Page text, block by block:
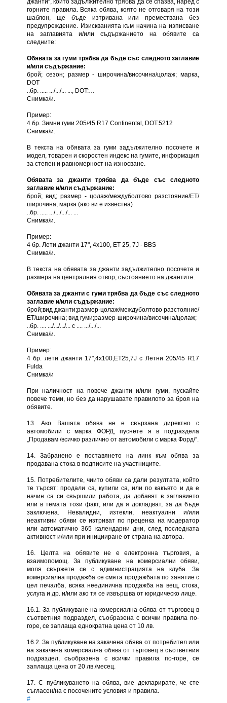
джанти“, който задължително трябва да се спазва, наред с
горните правила. Всяка обява, която не отговаря на този
шаблон, ще бъде изтривана или премествана без
предупреждение. Изискванията към начина на изписване
на заглавията и/или съдържанието на обявите са
следните:
Обявата за гуми трябва да бъде със следното заглавие
и/или съдържание:
брой; сезон; размер - широчина/височина/цолаж; марка,
DOT
..бр. ..... .../.../... ..., DOT:…
Снимка/и.
Пример:
4 бр. Зимни гуми 205/45 R17 Continental, DOT:5212
Снимка/и.
В текста на обявата за гуми задължително посочете и
модел, товарен и скоростен индекс на гумите, информация
за степен и равномерност на износване.
Обявата за джанти трябва да бъде със следното
заглавие и/или съдържание:
брой; вид; размер - цолаж/междуболтово разстояние/ЕТ/
широчина; марка (ако ви е известна)
..бр. ..... .../.../.../... ...
Снимка/и.
Пример:
4 бр. Лети джанти 17", 4х100, ЕТ 25, 7J - BBS
Снимка/и.
В текста на обявата за джанти задължително посочете и
размера на централния отвор, състоянието на джантите.
Обявата за джанти с гуми трябва да бъде със следното
заглавие и/или съдържание:
брой;вид джанти;размер-цолаж/междуболтово разстояние/
ЕТ/широчина; вид гуми;размер-широчина/височина/цолаж;
..бр. .... .../.../.../... с .... .../.../...
Снимка/и.
Пример:
4 бр. лети джанти 17",4х100,ЕТ25,7J с Летни 205/45 R17
Fulda
Снимка/и
При наличност на повече джанти и/или гуми, пускайте
повече теми, но без да нарушавате правилото за броя на
обявите.
13. Ако Вашата обява не е свързана директно с
автомобили с марка ФОРД, пуснете я в подраздела
„Продавам /всичко различно от автомобили с марка Форд/“.
14. Забранено е поставянето на линк към обява за
продавана стока в подписите на участниците.
15. Потребителите, чиито обяви са дали резултата, който
те търсят: продали са, купили са, или по какъвто и да е
начин са си свършили работа, да добавят в заглавието
или в темата този факт, или да я докладват, за да бъде
заключена. Невалидни, изтекли, неактуални и/или
неактивни обяви се изтриват по преценка на модератор
или автоматично 365 календарни дни, след последната
активност и/или при иницииране от страна на автора.
16. Целта на обявите не е електронна търговия, а
взаимопомощ. За публикуване на комерсиални обяви,
моля свържете се с администрацията на клуба. За
комерсиална продажба се смята продажбата по занятие с
цел печалба, всяка неединична продажба на вещ, стока,
услуга и др. и/или ако тя се извършва от юридическо лице.
16.1. За публикуване на комерсиална обява от търговец в
съответния подраздел, съобразена с всички правила по-
горе, се заплаща еднократна цена от 10 лв.
16.2. За публикуване на закачена обява от потребител или
на закачена комерсиална обява от търговец в съответния
подраздел, съобразена с всички правила по-горе, се
заплаща цена от 20 лв./месец.
17. С публикуването на обява, вие декларирате, че сте
съгласен/на с посочените условия и правила.
#